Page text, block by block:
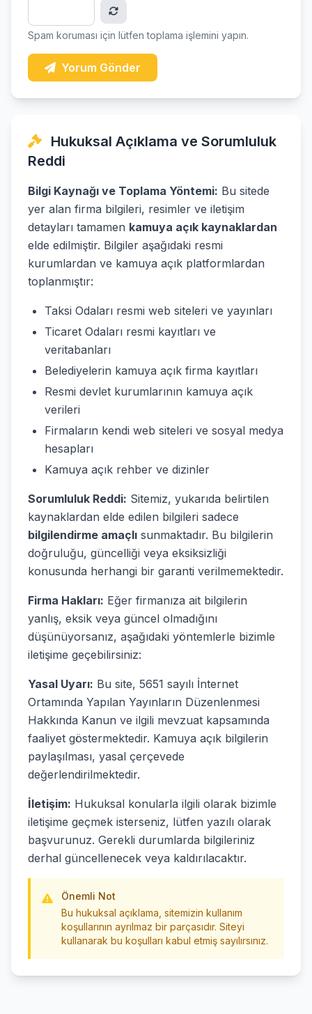
Spam koruması için lütfen toplama işlemini yapın.
Yorum Gönder
Hukuksal Açıklama ve Sorumluluk
Reddi
Bilgi Kaynağı ve Toplama Yöntemi: Bu sitede
yer alan firma bilgileri, resimler ve iletişim
detayları tamamen kamuya açık kaynaklardan
elde edilmiştir. Bilgiler aşağıdaki resmi
kurumlardan ve kamuya açık platformlardan
toplanmıştır:
Taksi Odaları resmi web siteleri ve yayınları
Ticaret Odaları resmi kayıtları ve
veritabanları
Belediyelerin kamuya açık firma kayıtları
Resmi devlet kurumlarının kamuya açık
verileri
Firmaların kendi web siteleri ve sosyal medya
hesapları
Kamuya açık rehber ve dizinler
Sorumluluk Reddi: Sitemiz, yukarıda belirtilen
kaynaklardan elde edilen bilgileri sadece
bilgilendirme amaçlı sunmaktadır. Bu bilgilerin
doğruluğu, güncelliği veya eksiksizliği
konusunda herhangi bir garanti verilmemektedir.
Firma Hakları: Eğer firmanıza ait bilgilerin
yanlış, eksik veya güncel olmadığını
düşünüyorsanız, aşağıdaki yöntemlerle bizimle
iletişime geçebilirsiniz:
Yasal Uyarı: Bu site, 5651 sayılı İnternet
Ortamında Yapılan Yayınların Düzenlenmesi
Hakkında Kanun ve ilgili mevzuat kapsamında
faaliyet göstermektedir. Kamuya açık bilgilerin
paylaşılması, yasal çerçevede
değerlendirilmektedir.
İletişim: Hukuksal konularla ilgili olarak bizimle
iletişime geçmek isterseniz, lütfen yazılı olarak
başvurunuz. Gerekli durumlarda bilgileriniz
derhal güncellenecek veya kaldırılacaktır.
Önemli Not
Bu hukuksal açıklama, sitemizin kullanım
koşullarının ayrılmaz bir parçasıdır. Siteyi
kullanarak bu koşulları kabul etmiş sayılırsınız.